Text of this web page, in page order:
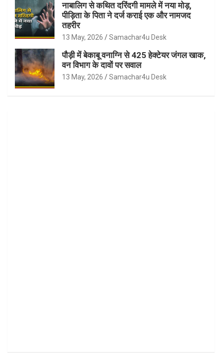
नाबालिग से कथित दरिंदगी मामले में नया मोड़,
पीड़िता के पिता ने दर्ज कराई एक और नामजद
तहरीर
13 May, 2026 Samachar4u Desk
पौड़ी में बेकाबू वनाग्नि से 425 हेक्टेयर जंगल खाक,
वन विभाग के दावों पर सवाल
13 May, 2026 Samachar4u Desk